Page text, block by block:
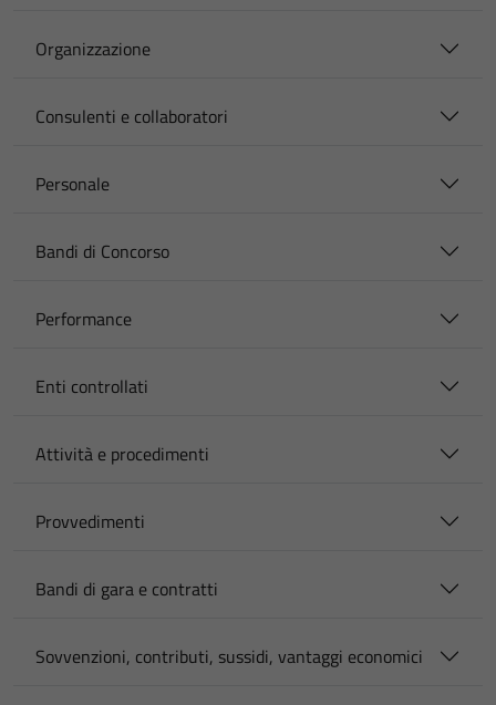
Organizzazione
Consulenti e collaboratori
Personale
Bandi di Concorso
Performance
Enti controllati
Attività e procedimenti
Provvedimenti
Bandi di gara e contratti
Sovvenzioni, contributi, sussidi, vantaggi economici